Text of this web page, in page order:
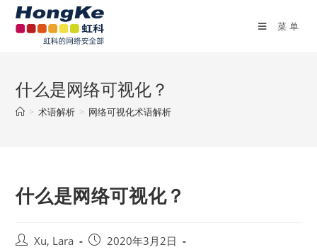
菜单
什么是网络可视化？
> 术语解析 > 网络可视化术语解析
什么是网络可视化？
Xu, Lara
2020年3月2日